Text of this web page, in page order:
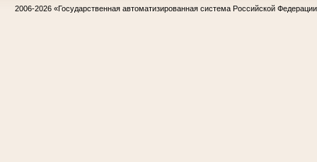
2006-2026 «Государственная автоматизированная система Российской